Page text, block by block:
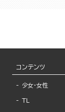
コンテンツ
少女・女性
TL